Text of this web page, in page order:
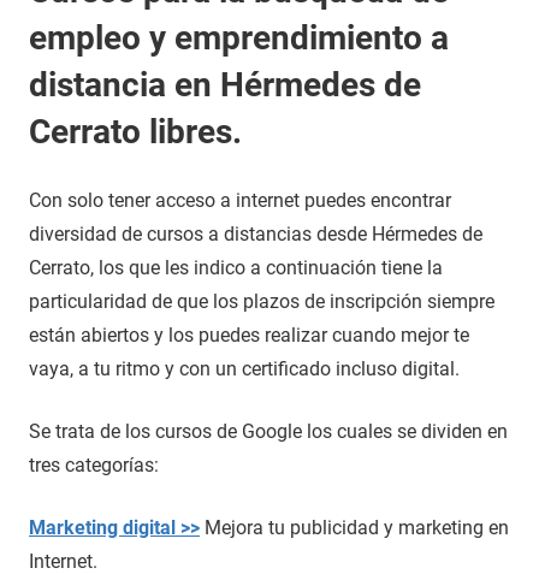
empleo y emprendimiento a
distancia en Hérmedes de
Cerrato libres.
Con solo tener acceso a internet puedes encontrar
diversidad de cursos a distancias desde Hérmedes de
Cerrato, los que les indico a continuación tiene la
particularidad de que los plazos de inscripción siempre
están abiertos y los puedes realizar cuando mejor te
vaya, a tu ritmo y con un certificado incluso digital.
Se trata de los cursos de Google los cuales se dividen en
tres categorías:
Marketing digital >> Mejora tu publicidad y marketing en
Internet.